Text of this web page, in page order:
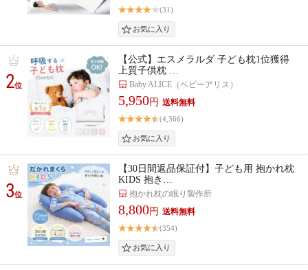
(31)
2位
【公式】エスメラルダ 子ども枕1位獲得
上質子供枕 …
Baby ALICE（ベビーアリス）
5,950円
(4,366)
3位
【30日間返品保証付】子ども用 抱かれ枕
KIDS 抱き…
抱かれ枕の眠り製作所
8,800円
(354)